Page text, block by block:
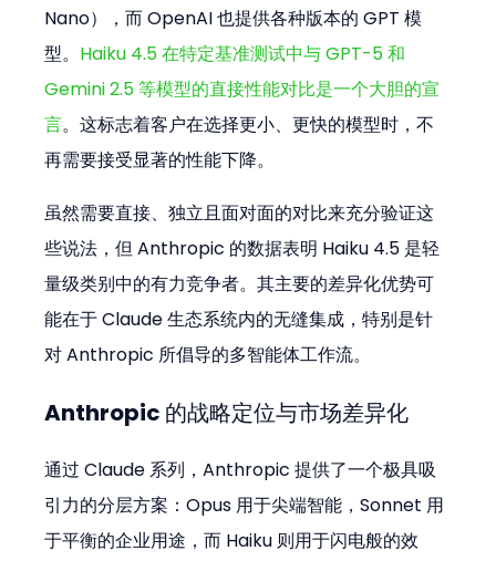
Nano），而 OpenAI 也提供各种版本的 GPT 模
型。 Haiku 4.5 在特定基准测试中与 GPT-5 和
Gemini 2.5 等模型的直接性能对比是一个大胆的宣
言。这标志着客户在选择更小、更快的模型时，不
再需要接受显著的性能下降。
虽然需要直接、独立且面对面的对比来充分验证这
些说法，但 Anthropic 的数据表明 Haiku 4.5 是轻
量级类别中的有力竞争者。其主要的差异化优势可
能在于 Claude 生态系统内的无缝集成，特别是针
对 Anthropic 所倡导的多智能体工作流。
Anthropic 的战略定位与市场差异化
通过 Claude 系列，Anthropic 提供了一个极具吸
引力的分层方案：Opus 用于尖端智能，Sonnet 用
于平衡的企业用途，而 Haiku 则用于闪电般的效